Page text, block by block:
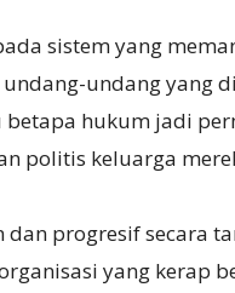
sistem yang
undang yang
hukum jadi
politis keluarga
progresif secara
yang kerap